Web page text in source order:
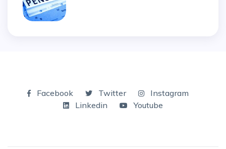
Facebook Twitter
Instagram
Linkedin
Youtube